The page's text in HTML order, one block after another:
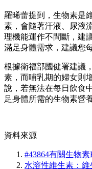
羅晞蕾提到，生物素是
素，會隨著汗液、尿液
理機能運作不間斷，建
滿足身體需求，建議您
根據衛福部國健署建議
素，而哺乳期的婦女則
說，若無法在每日飲食
足身體所需的生物素營養
資料來源
#43864有關生物
水溶性維生素：